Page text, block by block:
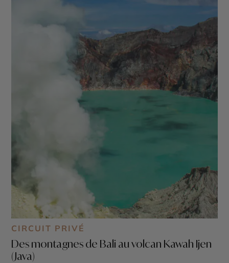
CIRCUIT PRIVÉ
Des montagnes de Bali au volcan Kawah Ijen
(Java)